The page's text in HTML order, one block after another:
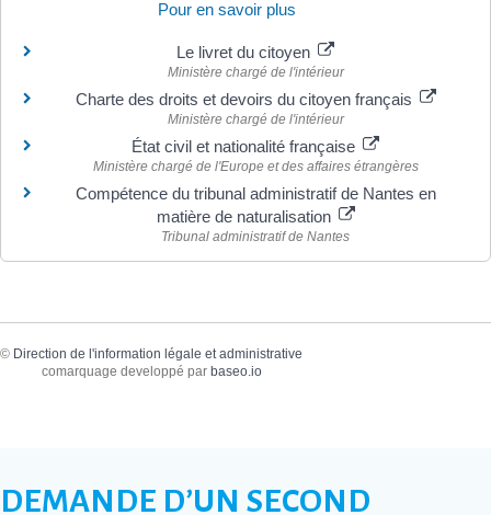
Pour en savoir plus
Le livret du citoyen
Ministère chargé de l'intérieur
Charte des droits et devoirs du citoyen français
Ministère chargé de l'intérieur
État civil et nationalité française
Ministère chargé de l'Europe et des affaires étrangères
Compétence du tribunal administratif de Nantes en
matière de naturalisation
Tribunal administratif de Nantes
© Direction de l'information légale et administrative
comarquage developpé par baseo.io
DEMANDE D’UN SECOND